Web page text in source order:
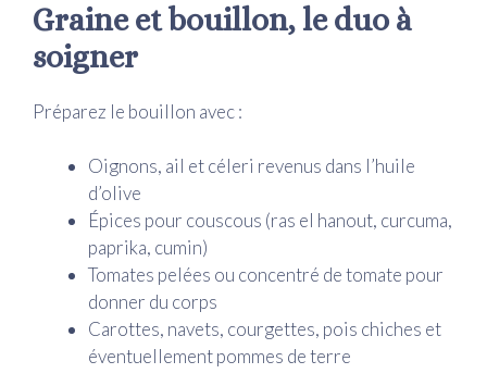
Graine et bouillon, le duo à
soigner
Préparez le bouillon avec :
Oignons, ail et céleri revenus dans l’huile
d’olive
Épices pour couscous (ras el hanout, curcuma,
paprika, cumin)
Tomates pelées ou concentré de tomate pour
donner du corps
Carottes, navets, courgettes, pois chiches et
éventuellement pommes de terre